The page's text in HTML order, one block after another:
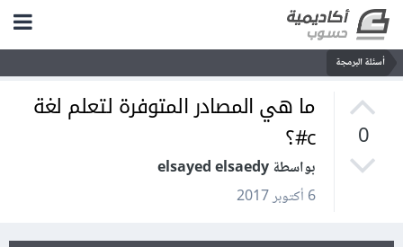
أسئلة البرمجة
0
ما هي المصادر المتوفرة لتعلم لغة
c#؟
بواسطة elsayed elsaedy
6 أكتوبر 2017